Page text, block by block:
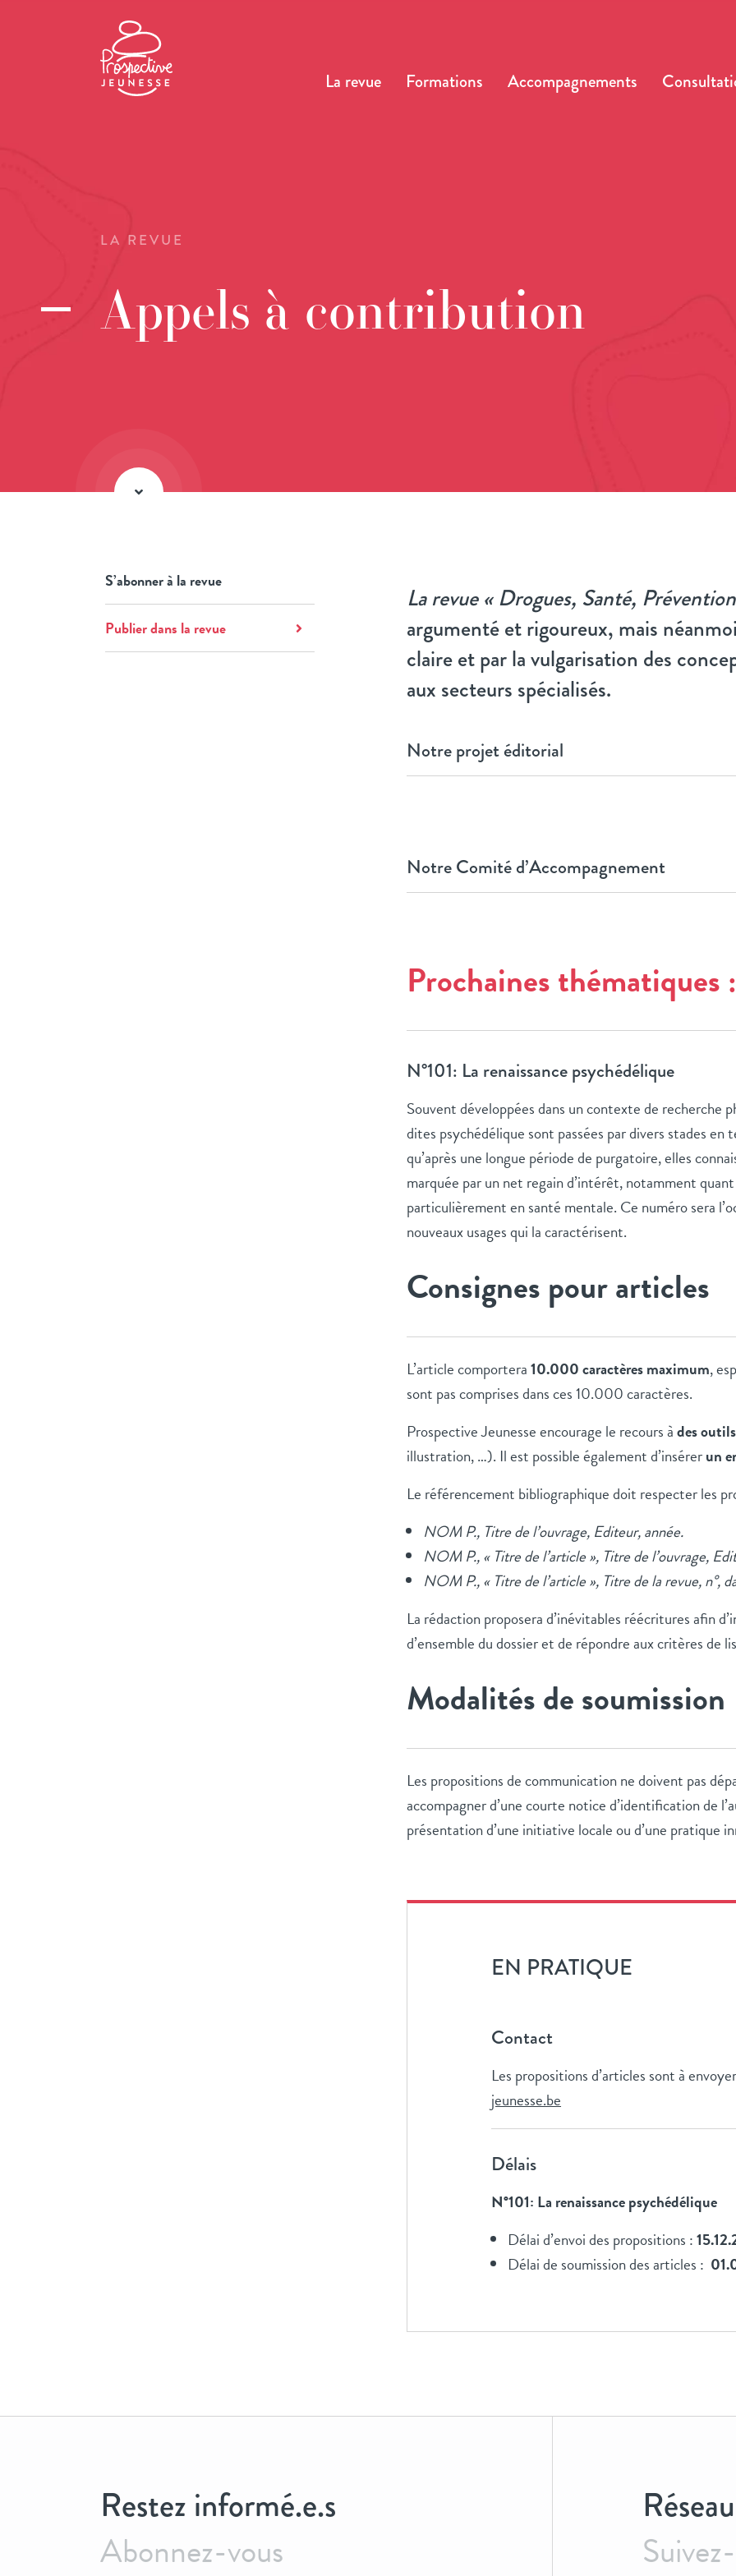
La revue Formations Accompagnements
LA REVUE
Appels à contribution
S’abonner à la revue
Publier dans la revue
La revue « Drogues, Santé,
argumenté et rigoureux, mais
claire et par la vulgarisation des
aux secteurs spécialisés.
Notre projet éditorial
Notre Comité d’Accompagnement
Prochaines thématiques
N°101: La renaissance psychédélique
Souvent développées dans un contexte de recherche
dites psychédélique sont passées par divers stades
qu’après une longue période de purgatoire, elles
marquée par un net regain d’intérêt, notamment
particulièrement en santé mentale. Ce numéro sera
nouveaux usages qui la caractérisent.
Consignes pour articles
L’article comportera10.000 caractères maximum,
sont pas comprises dans ces 10.000 caractères.
Prospective Jeunesse encourage le recours àdes
illustration, …). Il est possible également d’insérerun
Le référencement bibliographique doit respecter les
NOM P., Titre de l’ouvrage, Editeur, année.
NOM P., « Titre de l’article », Titre de l’ouvrage,
NOM P., « Titre de l’article », Titre de la revue, n°,
La rédaction proposera d’inévitables réécritures afin
d’ensemble du dossier et de répondre aux critères de
Modalités de soumission
Les propositions de communication ne doivent pas
accompagner d’une courte notice d’identification de
présentation d’une initiative locale ou d’une pratique
EN PRATIQUE
Contact
Les propositions d’articles sont à
jeunesse.be
Délais
N°101: La renaissance psychédélique
Délai d’envoi des propositions :
Délai de soumission des articles :
Restez informé.e.s
Abonnez-vous